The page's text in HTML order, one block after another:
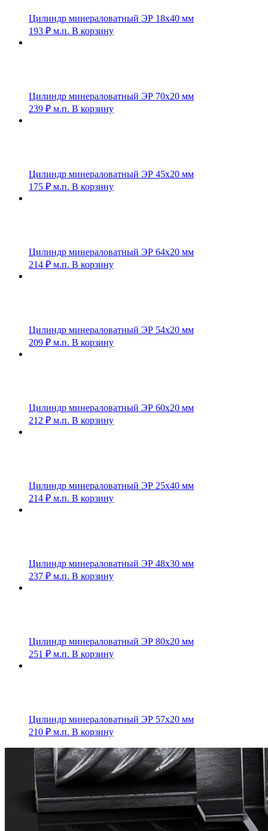
Цилиндр минераловатный ЭР 18х40 мм
193 ₽ м.п. В корзину
Цилиндр минераловатный ЭР 70х20 мм
239 ₽ м.п. В корзину
Цилиндр минераловатный ЭР 45х20 мм
175 ₽ м.п. В корзину
Цилиндр минераловатный ЭР 64х20 мм
214 ₽ м.п. В корзину
Цилиндр минераловатный ЭР 54х20 мм
209 ₽ м.п. В корзину
Цилиндр минераловатный ЭР 60х20 мм
212 ₽ м.п. В корзину
Цилиндр минераловатный ЭР 25х40 мм
214 ₽ м.п. В корзину
Цилиндр минераловатный ЭР 48х30 мм
237 ₽ м.п. В корзину
Цилиндр минераловатный ЭР 80х20 мм
251 ₽ м.п. В корзину
Цилиндр минераловатный ЭР 57х20 мм
210 ₽ м.п. В корзину